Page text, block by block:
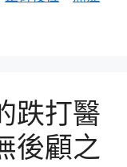
跌打醫
後顧之